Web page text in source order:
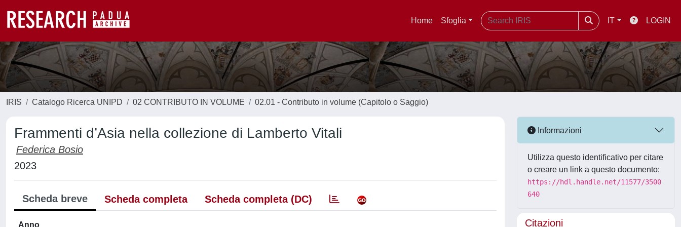
Home Sfoglia IT LOGIN
IRIS Catalogo Ricerca UNIPD 02 CONTRIBUTO IN VOLUME 02.01 - Contributo in volume (Capitolo o Saggio)
Frammenti d’Asia nella collezione di Lamberto Vitali
Federica Bosio
2023
Scheda breve Scheda completa Scheda completa (DC)
Anno
Informazioni
Utilizza questo identificativo per citare
o creare un link a questo documento:
https://hdl.handle.net/11577/3500
640
Citazioni